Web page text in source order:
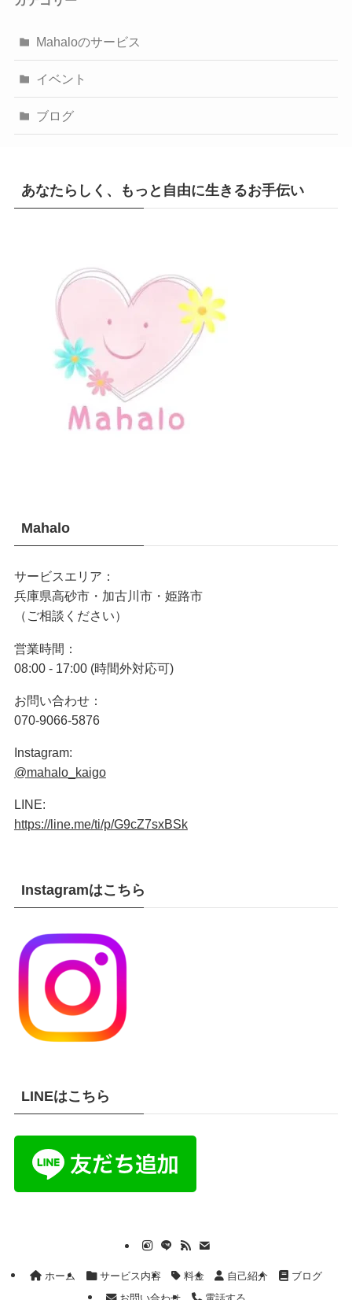
Mahaloのサービス
イベント
ブログ
あなたらしく、もっと自由に生きるお手伝い
Mahalo
サービスエリア：
兵庫県高砂市・加古川市・姫路市
（ご相談ください）
営業時間：
08:00 - 17:00 (時間外対応可)
お問い合わせ：
070-9066-5876
Instagram:
@mahalo_kaigo
LINE:
https://line.me/ti/p/G9cZ7sxBSk
Instagramはこちら
LINEはこちら
ホーム サービス内容 料金 自己紹介
ブログ